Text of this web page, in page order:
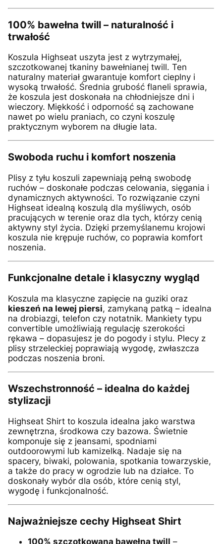
100% bawełna twill – naturalność i
trwałość
Koszula Highseat uszyta jest z wytrzymałej,
szczotkowanej tkaniny bawełnianej twill. Ten
naturalny materiał gwarantuje komfort cieplny i
wysoką trwałość. Średnia grubość flaneli sprawia,
że koszula jest doskonała na chłodniejsze dni i
wieczory. Miękkość i odporność są zachowane
nawet po wielu praniach, co czyni koszulę
praktycznym wyborem na długie lata.
Swoboda ruchu i komfort noszenia
Plisy z tyłu koszuli zapewniają pełną swobodę
ruchów – doskonałe podczas celowania, sięgania i
dynamicznych aktywności. To rozwiązanie czyni
Highseat idealną koszulą dla myśliwych, osób
pracujących w terenie oraz dla tych, którzy cenią
aktywny styl życia. Dzięki przemyślanemu krojowi
koszula nie krępuje ruchów, co poprawia komfort
noszenia.
Funkcjonalne detale i klasyczny wygląd
Koszula ma klasyczne zapięcie na guziki oraz
kieszeń na lewej piersi, zamykaną patką – idealna
na drobiazgi, telefon czy notatnik. Mankiety typu
convertible umożliwiają regulację szerokości
rękawa – dopasujesz je do pogody i stylu. Plecy z
plisy strzeleckiej poprawiają wygodę, zwłaszcza
podczas noszenia broni.
Wszechstronność – idealna do każdej
stylizacji
Highseat Shirt to koszula idealna jako warstwa
zewnętrzna, środkowa czy bazowa. Świetnie
komponuje się z jeansami, spodniami
outdoorowymi lub kamizelką. Nadaje się na
spacery, biwaki, polowania, spotkania towarzyskie,
a także do pracy w ogrodzie lub na działce. To
doskonały wybór dla osób, które cenią styl,
wygodę i funkcjonalność.
Najważniejsze cechy Highseat Shirt
100% szczotkowana bawełna twill –